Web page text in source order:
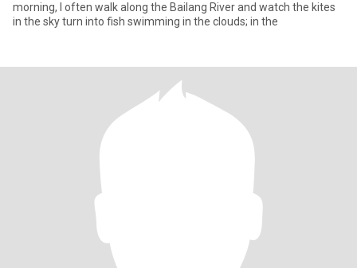
morning, I often walk along the Bailang River and watch the kites
in the sky turn into fish swimming in the clouds; in the